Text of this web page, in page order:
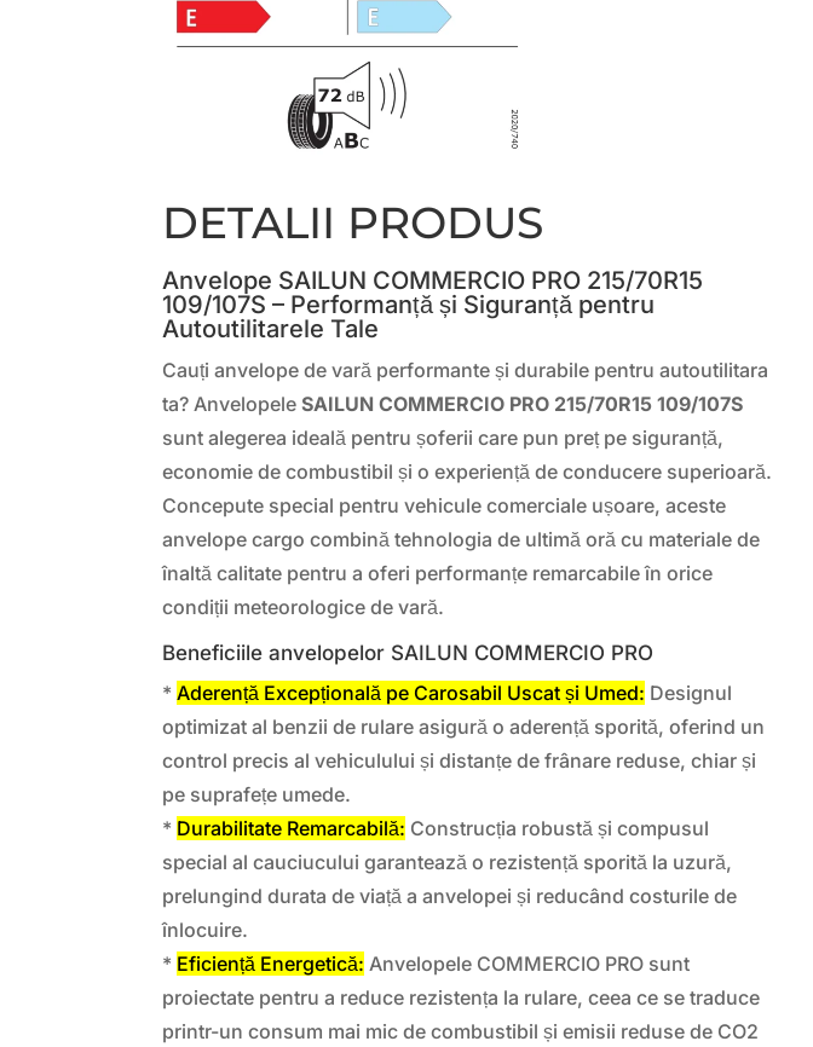
DETALII PRODUS
Anvelope SAILUN COMMERCIO PRO 215/70R15
109/107S – Performanță și Siguranță pentru
Autoutilitarele Tale
Cauți anvelope de vară performante și durabile pentru autoutilitara
ta? AnvelopeleSAILUN COMMERCIO PRO 215/70R15 109/107S
sunt alegerea ideală pentru șoferii care pun preț pe siguranță,
economie de combustibil și o experiență de conducere superioară.
Concepute special pentru vehicule comerciale ușoare, aceste
anvelope cargo combină tehnologia de ultimă oră cu materiale de
înaltă calitate pentru a oferi performanțe remarcabile în orice
condiții meteorologice de vară.
Beneficiile anvelopelor SAILUN COMMERCIO PRO
* Aderență Excepțională pe Carosabil Uscat și Umed: Designul
optimizat al benzii de rulare asigură o aderență sporită, oferind un
control precis al vehiculului și distanțe de frânare reduse, chiar și
pe suprafețe umede.
* Durabilitate Remarcabilă: Construcția robustă și compusul
special al cauciucului garantează o rezistență sporită la uzură,
prelungind durata de viață a anvelopei și reducând costurile de
înlocuire.
* Eficiență Energetică: Anvelopele COMMERCIO PRO sunt
proiectate pentru a reduce rezistența la rulare, ceea ce se traduce
printr-un consum mai mic de combustibil și emisii reduse de CO2